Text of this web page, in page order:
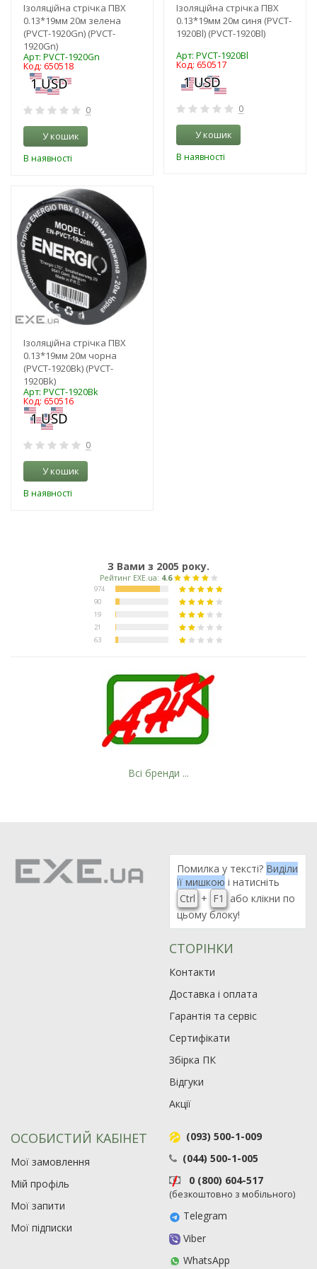
Ізоляційна стрічка ПВХ
0.13*19мм 20м зелена
(PVCT-1920Gn) (PVCT-
1920Gn)
Арт: PVCT-1920Gn
Код: 650518
0
У кошик
В наявності
Ізоляційна стрічка ПВХ
0.13*19мм 20м синя (PVCT-
1920Bl) (PVCT-1920Bl)
Арт: PVCT-1920Bl
Код: 650517
0
У кошик
В наявності
Ізоляційна стрічка ПВХ
0.13*19мм 20м чорна
(PVCT-1920Bk) (PVCT-
1920Bk)
Арт: PVCT-1920Bk
Код: 650516
0
У кошик
В наявності
З Вами з 2005 року.
Всі бренди ...
Помилка у тексті? Виділи
її мишкою і натисніть
Ctrl + F1
або клікни по
цьому блоку!
СТОРІНКИ
Контакти
Доставка і оплата
Гарантія та сервіс
Сертифікати
Збірка ПК
Відгуки
Акції
ОСОБИСТИЙ КАБІНЕТ
Мої замовлення
Мій профіль
Мої запити
Мої підписки
(093) 500-1-009
(044) 500-1-005
0 (800) 604-517
(безкоштовно з мобільного)
Telegram
Viber
WhatsApp